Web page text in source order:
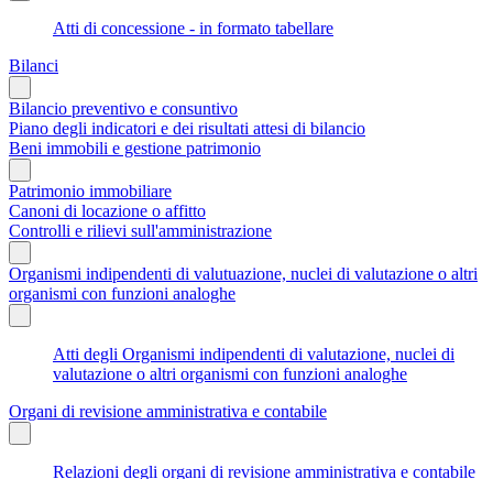
Atti di concessione - in formato tabellare
Bilanci
Bilancio preventivo e consuntivo
Piano degli indicatori e dei risultati attesi di bilancio
Beni immobili e gestione patrimonio
Patrimonio immobiliare
Canoni di locazione o affitto
Controlli e rilievi sull'amministrazione
Organismi indipendenti di valutuazione, nuclei di valutazione o altri
organismi con funzioni analoghe
Atti degli Organismi indipendenti di valutazione, nuclei di
valutazione o altri organismi con funzioni analoghe
Organi di revisione amministrativa e contabile
Relazioni degli organi di revisione amministrativa e contabile